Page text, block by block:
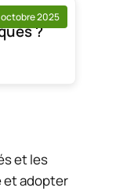
octobre 2025
?
et les
et adopter